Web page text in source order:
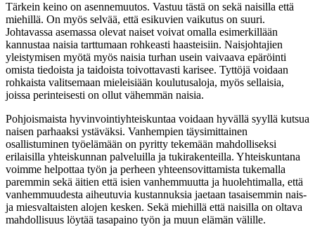
Tärkein keino on asennemuutos. Vastuu tästä on sekä naisilla että
miehillä. On myös selvää, että esikuvien vaikutus on suuri.
Johtavassa asemassa olevat naiset voivat omalla esimerkillään
kannustaa naisia tarttumaan rohkeasti haasteisiin. Naisjohtajien
yleistymisen myötä myös naisia turhan usein vaivaava epäröinti
omista tiedoista ja taidoista toivottavasti karisee. Tyttöjä voidaan
rohkaista valitsemaan mieleisiään koulutusaloja, myös sellaisia,
joissa perinteisesti on ollut vähemmän naisia.
Pohjoismaista hyvinvointiyhteiskuntaa voidaan hyvällä syyllä kutsua
naisen parhaaksi ystäväksi. Vanhempien täysimittainen
osallistuminen työelämään on pyritty tekemään mahdolliseksi
erilaisilla yhteiskunnan palveluilla ja tukirakenteilla. Yhteiskuntana
voimme helpottaa työn ja perheen yhteensovittamista tukemalla
paremmin sekä äitien että isien vanhemmuutta ja huolehtimalla, että
vanhemmuudesta aiheutuvia kustannuksia jaetaan tasaisemmin nais-
ja miesvaltaisten alojen kesken. Sekä miehillä että naisilla on oltava
mahdollisuus löytää tasapaino työn ja muun elämän välille.